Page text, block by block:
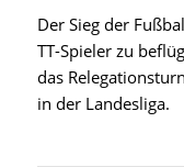
Der Sieg der
TT-Spieler zu
das
in der Landesliga.